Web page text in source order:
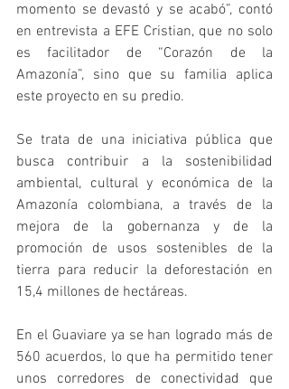
momento se devastó y se acabó”, contó
en entrevista a EFE Cristian, que no solo
es facilitador de “Corazón de la
Amazonía”, sino que su familia aplica
este proyecto en su predio.
Se trata de una iniciativa pública que
busca contribuir a la sostenibilidad
ambiental, cultural y económica de la
Amazonía colombiana, a través de la
mejora de la gobernanza y de la
promoción de usos sostenibles de la
tierra para reducir la deforestación en
15,4 millones de hectáreas.
En el Guaviare ya se han logrado más de
560 acuerdos, lo que ha permitido tener
unos corredores de conectividad que